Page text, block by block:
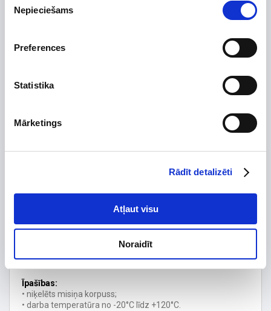
izvēle
Nepieciešams
Preferences
Statistika
Mārketings
Rādīt detalizēti
Atļaut visu
Noraidīt
Augstums, mm
Dziļums, mm
151
Maks. darba spiediens, bar
Garantijas termiņš, mēn.
24
Īpašības:
• niķelēts misiņa korpuss;
• darba temperatūra no -20°C līdz +120°C.